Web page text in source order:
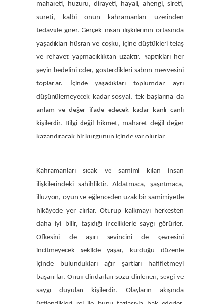
mahareti, huzuru, dirayeti, hayali, ahengi, sireti,
sureti, kalbi onun kahramanları üzerinden
tedavüle girer. Gerçek insan ilişkilerinin ortasında
yaşadıkları hüsran ve coşku, içine düştükleri telaş
ve rehavet yapmacıklıktan uzaktır. Yaptıkları her
şeyin bedelini öder, gösterdikleri sabrın meyvesini
toplarlar. İçinde yaşadıkları toplumdan ayrı
düşünülemeyecek kadar sosyal, tek başlarına da
anlam ve değer ifade edecek kadar kanlı canlı
kişilerdir. Bilgi değil hikmet, maharet değil değer
kazandıracak bir kurgunun içinde var olurlar.
Kahramanları sıcak ve samimi kılan insan
ilişkilerindeki sahihliktir. Aldatmaca, şaşırtmaca,
illüzyon, oyun ve eğlenceden uzak bir samimiyetle
hikâyede yer alırlar. Oturup kalkmayı herkesten
daha iyi bilir, taşıdığı inceliklerle saygı görürler.
Öfkesini de aşırı sevincini de çevresini
incitmeyecek şekilde yaşar, kurduğu düzenle
içinde bulundukları ağır şartları hafifletmeyi
başarırlar. Onun dindarları sözü dinlenen, sevgi ve
saygı duyulan kişilerdir. Olayların akışında